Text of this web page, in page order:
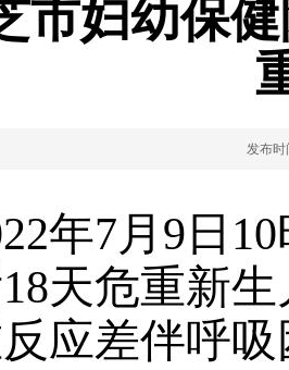
市妇幼保
发布时
年7月9日
天危重新
应差伴呼